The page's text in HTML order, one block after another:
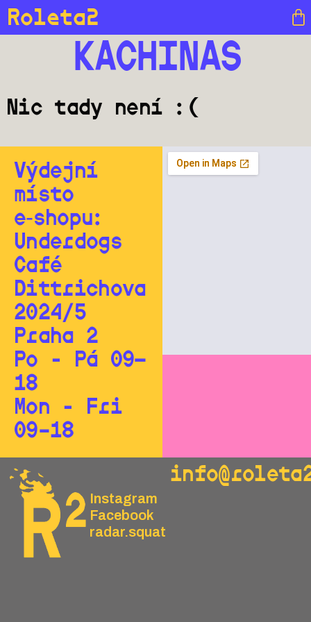
Roleta2
KACHINAS
Nic tady není :(
Výdejní
místo
e‑shopu:
Underdogs
Café
Dittrichova
2024/5
Praha 2
Po - Pá 09—
18
Mon - Fri
09–18
Instagram
Facebook
radar.squat